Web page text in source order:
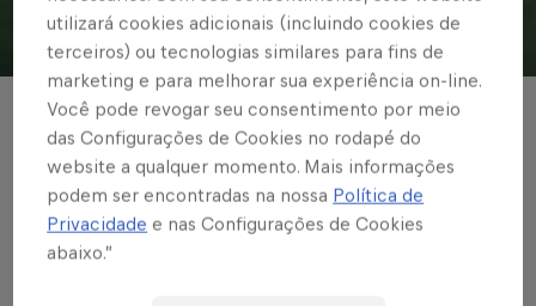
© Ari Ferreira/Red Bull Bragantino
Empate faz o Massa Bruta subir para a 2ª
posição do Grupo H com sete pontos
Escrito por Rafael Pereira
3 min de leitura
utilizará cookies adicionais (incluindo cookies de
terceiros) ou tecnologias similares para fins de
marketing e para melhorar sua experiência on-line.
Você pode revogar seu consentimento por meio
das Configurações de Cookies no rodapé do
website a qualquer momento. Mais informações
podem ser encontradas na nossa Política de
Privacidade e nas Configurações de Cookies
abaixo.”